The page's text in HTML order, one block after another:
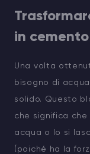
in
Una volta
bisogno di
solido. Questo
che significa
acqua o lo si
(poiché ha la